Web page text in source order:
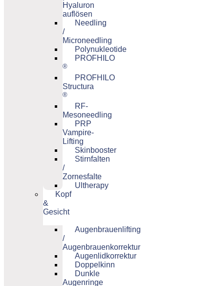
Hyaluron
auflösen
Needling
/
Microneedling
Polynukleotide
PROFHILO
®
PROFHILO
Structura
®
RF-
Mesoneedling
PRP
Vampire-
Lifting
Skinbooster
Stirnfalten
/
Zornesfalte
Ultherapy
Kopf
&
Gesicht
Augenbrauenlifting
/
Augenbrauenkorrektur
Augenlidkorrektur
Doppelkinn
Dunkle
Augenringe